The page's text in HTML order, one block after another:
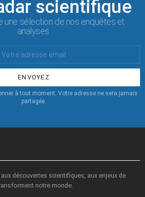
scientifique
une sélection de nos enquêtes et
analyses.
à tout moment. Votre adresse ne sera jamais
partagée.
découvertes scientifiques, aux enjeux de
notre monde.